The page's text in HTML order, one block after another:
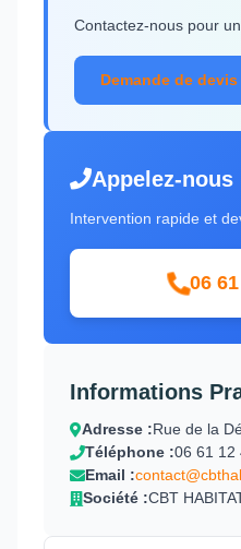
Contactez-nous pour
Demande de devis
Appelez-nous
Intervention rapide et
06
Informations
Adresse :Rue de la
Téléphone :06 61 12
Email :
Société :CBT